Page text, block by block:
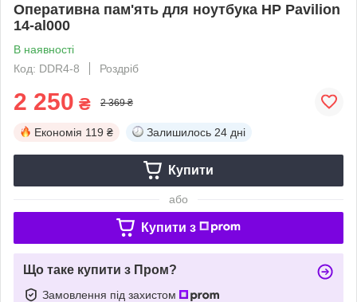
Оперативна пам'ять для ноутбука HP Pavilion
14-al000
В наявності
Код: DDR4-8
Роздріб
2 250 ₴ 2 369 ₴
Економія 119 ₴ Залишилось 24 дні
Купити
або
Купити з
Що таке купити з Пром?
Замовлення під захистом